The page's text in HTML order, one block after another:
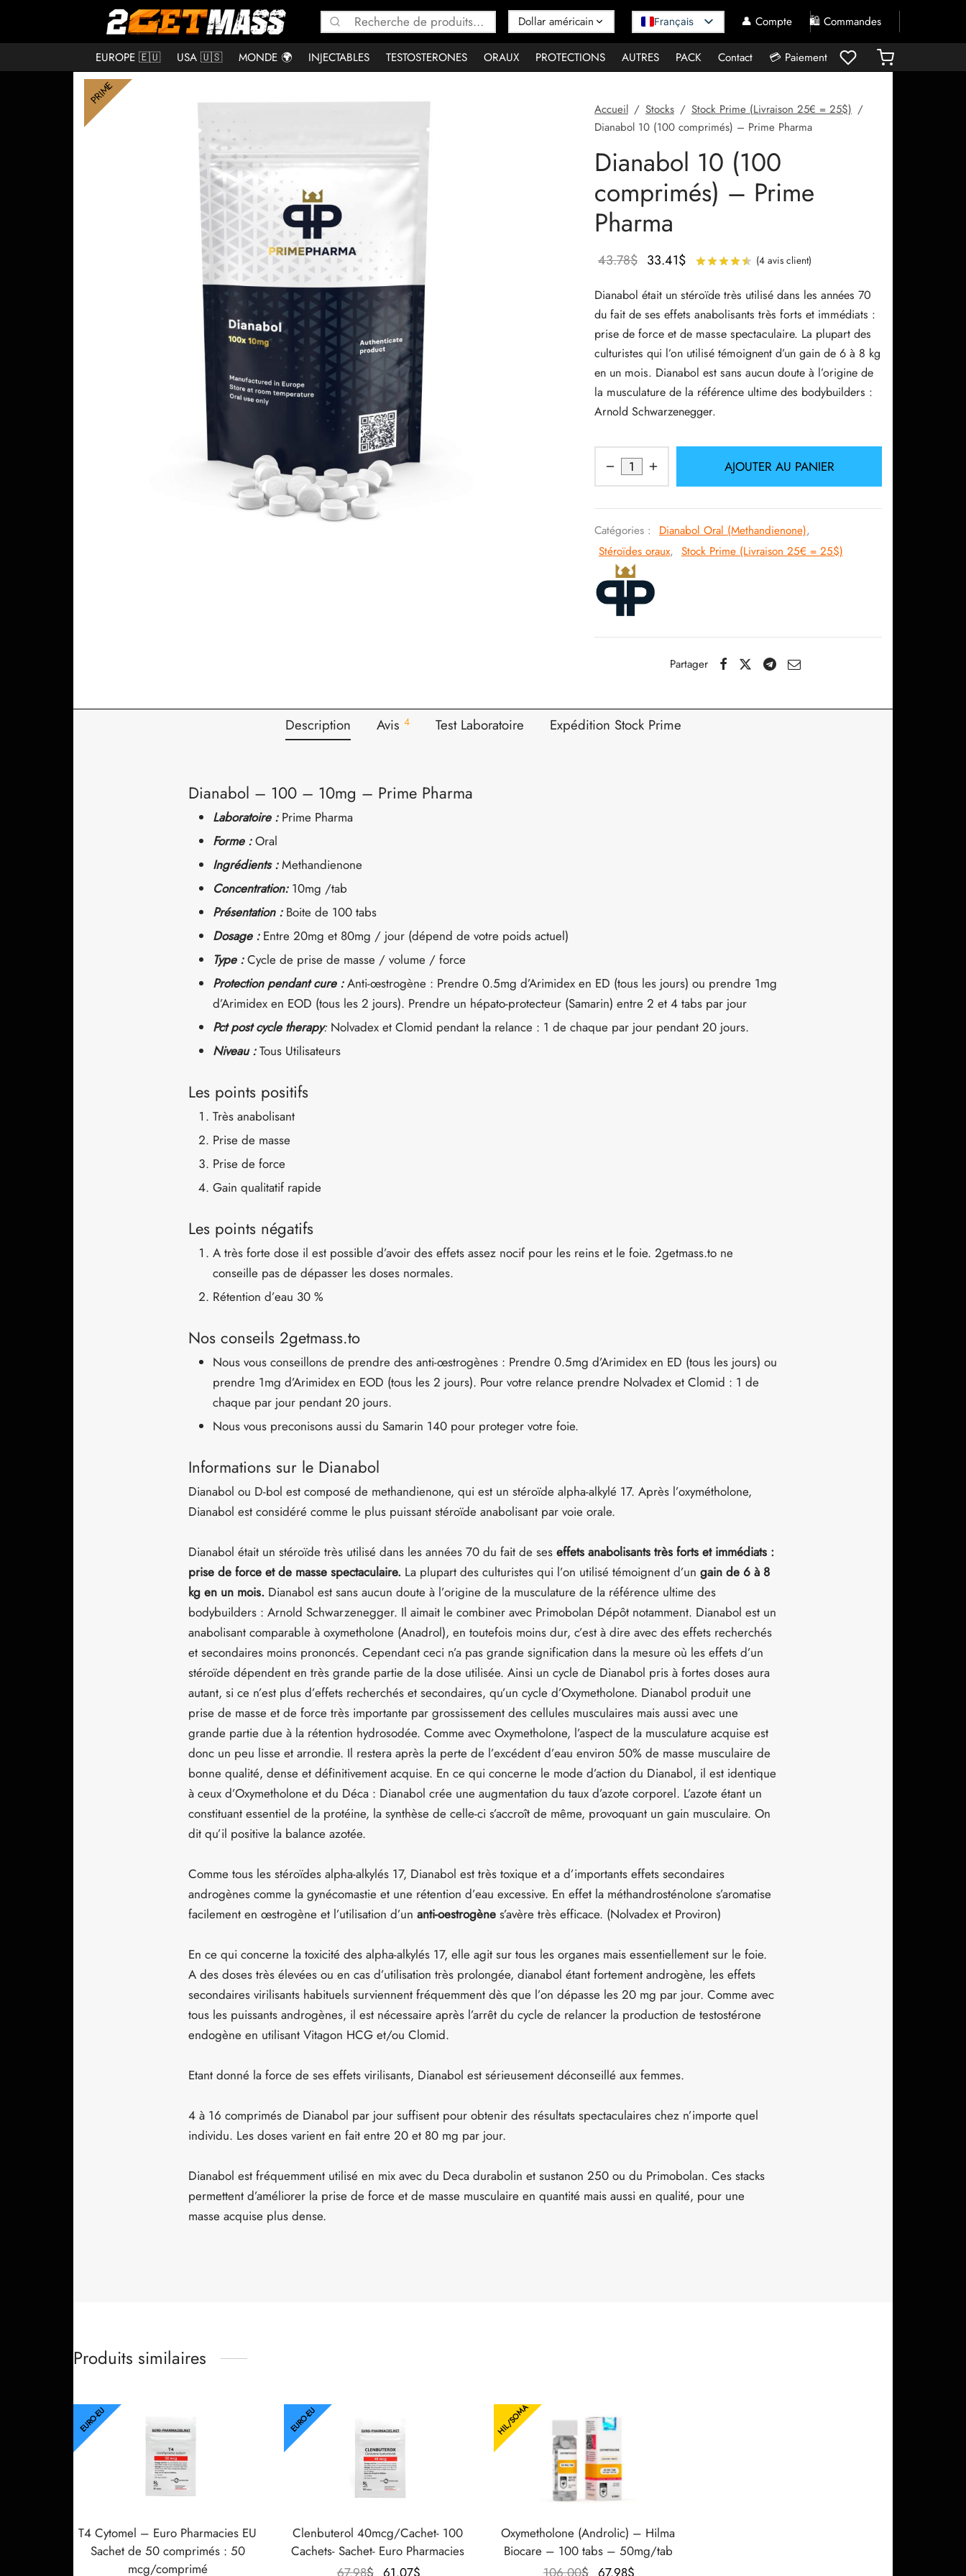
Recherche
pour :
Français 👤 Compte 🛍️ Commandes
EUROPE 🇪🇺 USA 🇺🇸 MONDE 🌍 INJECTABLES TESTOSTERONES ORAUX PROTECTIONS AUTRES PACK Contact 💳 Paiement
PRIME
Accueil / Stocks / Stock Prime (Livraison 25€ = 25$) /
Dianabol 10 (100 comprimés) – Prime Pharma
Dianabol 10 (100
comprimés) – Prime
Pharma
Notésur 5 basé sur
(4 avis client)
43.78$ Le prix
était :
43.78$.
33.41$ Le prix
est :
33.41$.
Dianabol était un stéroïde très utilisé dans les années 70
du fait de ses effets anabolisants très forts et immédiats :
prise de force et de masse spectaculaire. La plupart des
culturistes qui l’on utilisé témoignent d’un gain de 6 à 8 kg
en un mois. Dianabol est sans aucun doute à l’origine de
la musculature de la référence ultime des bodybuilders :
Arnold Schwarzenegger.
AJOUTER AU PANIER
Catégories : Dianabol Oral (Methandienone),
Stéroïdes oraux, Stock Prime (Livraison 25€ = 25$)
Partager
Description Avis 4 Test Laboratoire Expédition Stock Prime
Dianabol – 100 – 10mg – Prime Pharma
Laboratoire : Prime Pharma
Forme :Oral
Ingrédients : Methandienone
Concentration: 10mg /tab
Présentation : Boite de 100 tabs
Dosage : Entre 20mg et 80mg / jour (dépend de votre poids actuel)
Type :Cycle de prise de masse / volume / force
Protection pendant cure :Anti-œstrogène : Prendre 0.5mg d’Arimidex en ED (tous les jours) ou prendre 1mg
d’Arimidex en EOD (tous les 2 jours). Prendre un hépato-protecteur (Samarin) entre 2 et 4 tabs par jour
Pct post cycle therapy: Nolvadex et Clomid pendant la relance : 1 de chaque par jour pendant 20 jours.
Niveau :Tous Utilisateurs
Les points positifs
Très anabolisant
Prise de masse
Prise de force
Gain qualitatif rapide
Les points négatifs
A très forte dose il est possible d’avoir des effets assez nocif pour les reins et le foie. 2getmass.to ne
conseille pas de dépasser les doses normales.
Rétention d’eau 30 %
Nos conseils 2getmass.to
Nous vous conseillons de prendre des anti-œstrogènes : Prendre 0.5mg d’Arimidex en ED (tous les jours) ou
prendre 1mg d’Arimidex en EOD (tous les 2 jours). Pour votre relance prendre Nolvadex et Clomid : 1 de
chaque par jour pendant 20 jours.
Nous vous preconisons aussi du Samarin 140 pour proteger votre foie.
Informations sur le Dianabol
Dianabol ou D-bol est composé de methandienone, qui est un stéroïde alpha-alkylé 17. Après l’oxymétholone,
Dianabol est considéré comme le plus puissant stéroïde anabolisant par voie orale.
Dianabol était un stéroïde très utilisé dans les années 70 du fait de ses effets anabolisants très forts et immédiats :
prise de force et de masse spectaculaire. La plupart des culturistes qui l’on utilisé témoignent d’un gain de 6 à 8
kg en un mois. Dianabol est sans aucun doute à l’origine de la musculature de la référence ultime des
bodybuilders : Arnold Schwarzenegger. Il aimait le combiner avec Primobolan Dépôt notamment. Dianabol est un
anabolisant comparable à oxymetholone (Anadrol), en toutefois moins dur, c’est à dire avec des effets recherchés
et secondaires moins prononcés. Cependant ceci n’a pas grande signification dans la mesure où les effets d’un
stéroïde dépendent en très grande partie de la dose utilisée. Ainsi un cycle de Dianabol pris à fortes doses aura
autant, si ce n’est plus d’effets recherchés et secondaires, qu’un cycle d’Oxymetholone. Dianabol produit une
prise de masse et de force très importante par grossissement des cellules musculaires mais aussi avec une
grande partie due à la rétention hydrosodée. Comme avec Oxymetholone, l’aspect de la musculature acquise est
donc un peu lisse et arrondie. Il restera après la perte de l’excédent d’eau environ 50% de masse musculaire de
bonne qualité, dense et définitivement acquise. En ce qui concerne le mode d’action du Dianabol, il est identique
à ceux d’Oxymetholone et du Déca : Dianabol crée une augmentation du taux d’azote corporel. L’azote étant un
constituant essentiel de la protéine, la synthèse de celle-ci s’accroît de même, provoquant un gain musculaire. On
dit qu’il positive la balance azotée.
Comme tous les stéroïdes alpha-alkylés 17, Dianabol est très toxique et a d’importants effets secondaires
androgènes comme la gynécomastie et une rétention d’eau excessive. En effet la méthandrosténolone s’aromatise
facilement en œstrogène et l’utilisation d’un anti-oestrogène s’avère très efficace. (Nolvadex et Proviron)
En ce qui concerne la toxicité des alpha-alkylés 17, elle agit sur tous les organes mais essentiellement sur le foie.
A des doses très élevées ou en cas d’utilisation très prolongée, dianabol étant fortement androgène, les effets
secondaires virilisants habituels surviennent fréquemment dès que l’on dépasse les 20 mg par jour. Comme avec
tous les puissants androgènes, il est nécessaire après l’arrêt du cycle de relancer la production de testostérone
endogène en utilisant Vitagon HCG et/ou Clomid.
Etant donné la force de ses effets virilisants, Dianabol est sérieusement déconseillé aux femmes.
4 à 16 comprimés de Dianabol par jour suffisent pour obtenir des résultats spectaculaires chez n’importe quel
individu. Les doses varient en fait entre 20 et 80 mg par jour.
Dianabol est fréquemment utilisé en mix avec du Deca durabolin et sustanon 250 ou du Primobolan. Ces stacks
permettent d’améliorer la prise de force et de masse musculaire en quantité mais aussi en qualité, pour une
masse acquise plus dense.
Produits similaires
EURO-EU
T4 Cytomel – Euro Pharmacies EU
Sachet de 50 comprimés : 50
mcg/comprimé
EURO-EU
Clenbuterol 40mcg/Cachet- 100
Cachets- Sachet- Euro Pharmacies
67.98$ Le prix
61.07$
HIL/SOMA
Oxymetholone (Androlic) – Hilma
Biocare – 100 tabs – 50mg/tab
106.00$ Le prix
67.98$